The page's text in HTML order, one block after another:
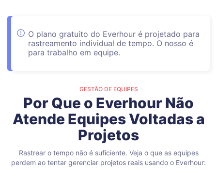
O plano gratuito do Everhour é projetado para
rastreamento individual de tempo. O nosso é
para trabalho em equipe.
GESTÃO DE EQUIPES
Por Que o Everhour Não
Atende Equipes Voltadas a
Projetos
Rastrear o tempo não é suficiente. Veja o que as equipes
perdem ao tentar gerenciar projetos reais usando o Everhour: